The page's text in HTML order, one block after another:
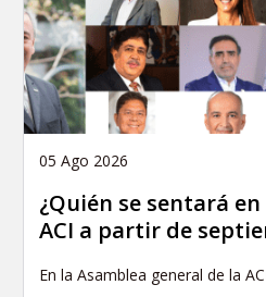
05 Ago 2026
¿Quién se sentará
ACI a partir de
En la Asamblea general de la